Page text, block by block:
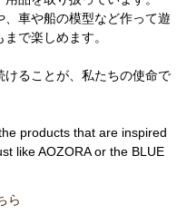
車や船の模型など作って遊
で楽しめます。
けることが、私たちの使命で
products that are inspired
like AOZORA or the BLUE
ら